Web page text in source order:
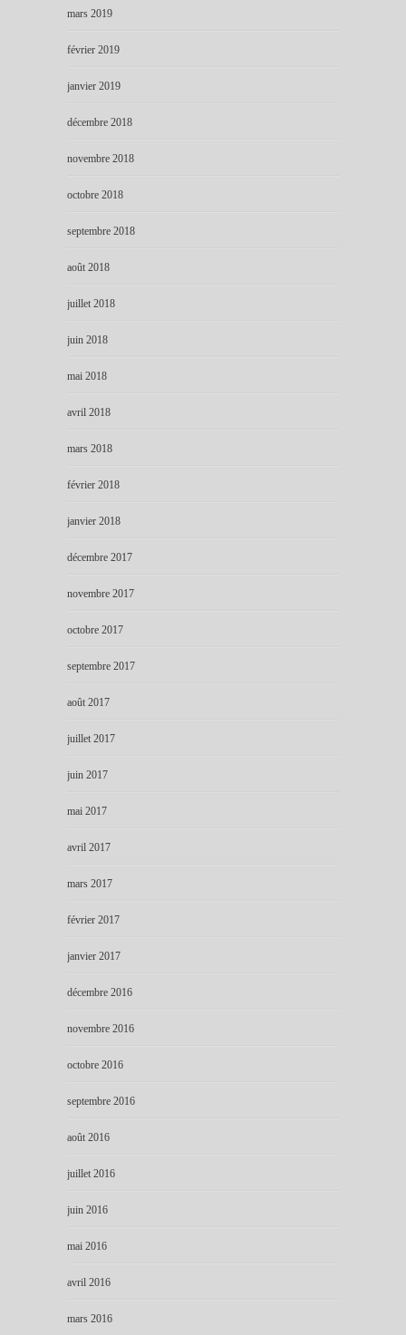
mars 2019
février 2019
janvier 2019
décembre 2018
novembre 2018
octobre 2018
septembre 2018
août 2018
juillet 2018
juin 2018
mai 2018
avril 2018
mars 2018
février 2018
janvier 2018
décembre 2017
novembre 2017
octobre 2017
septembre 2017
août 2017
juillet 2017
juin 2017
mai 2017
avril 2017
mars 2017
février 2017
janvier 2017
décembre 2016
novembre 2016
octobre 2016
septembre 2016
août 2016
juillet 2016
juin 2016
mai 2016
avril 2016
mars 2016